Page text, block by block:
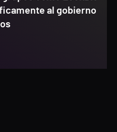
al gobierno